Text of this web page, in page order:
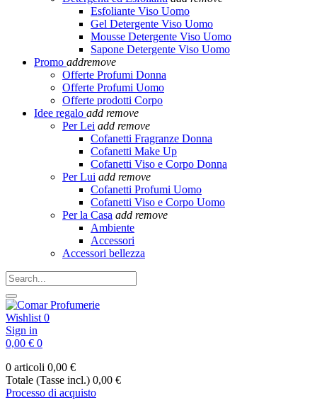
Esfoliante Viso Uomo
Gel Detergente Viso Uomo
Mousse Detergente Viso Uomo
Sapone Detergente Viso Uomo
Promo addremove
Offerte Profumi Donna
Offerte Profumi Uomo
Offerte prodotti Corpo
Idee regalo add remove
Per Lei add remove
Cofanetti Fragranze Donna
Cofanetti Make Up
Cofanetti Viso e Corpo Donna
Per Lui add remove
Cofanetti Profumi Uomo
Cofanetti Viso e Corpo Uomo
Per la Casa add remove
Ambiente
Accessori
Accessori bellezza
Wishlist 0
Sign in
0,00 € 0
0 articoli 0,00 €
Totale (Tasse incl.) 0,00 €
Processo di acquisto